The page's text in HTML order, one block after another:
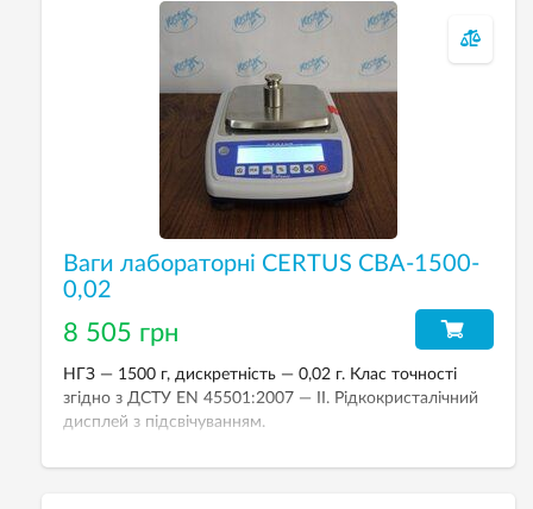
Ваги лабораторні CERTUS СВА-1500-
0,02
8 505 грн
НГЗ — 1500 г, дискретність — 0,02 г. Клас точності
згідно з ДСТУ EN 45501:2007 — II. Рідкокристалічний
дисплей з підсвічуванням.